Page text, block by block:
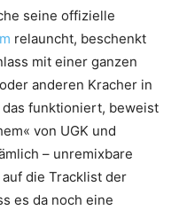
seine offizielle
relauncht, beschenkt
mit einer ganzen
anderen Kracher in
funktioniert, beweist
von UGK und
– unremixbare
die Tracklist der
es da noch eine